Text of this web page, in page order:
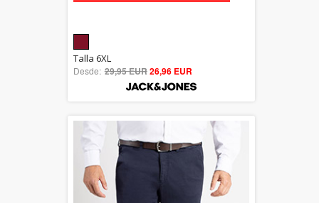
out of 5
Talla 6XL
Desde: 29,95 EUR26,96 EUR